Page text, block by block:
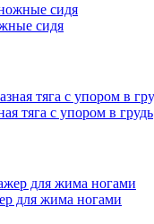
сидя
тяга с упором в грудь
для жима ногами